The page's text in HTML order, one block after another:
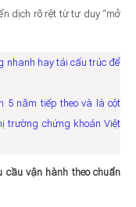
dịch rõ rệt từ tư duy “mở
5 năm tiếp theo và là cột
trường chứng khoán Việt
vận hành theo chuẩn